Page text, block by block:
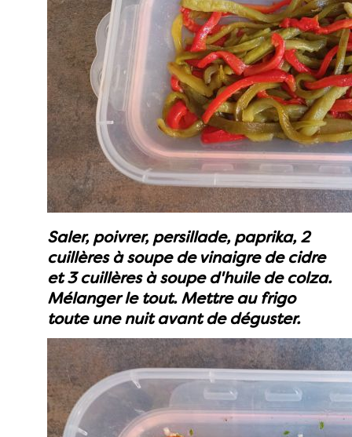
Saler, poivrer, persillade, paprika, 2
cuillères à soupe de vinaigre de cidre
et 3 cuillères à soupe d'huile de colza.
Mélanger le tout. Mettre au frigo
toute une nuit avant de déguster.